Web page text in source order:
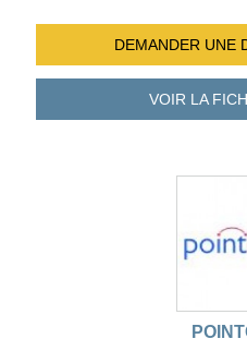
DEMANDER UNE
VOIR LA